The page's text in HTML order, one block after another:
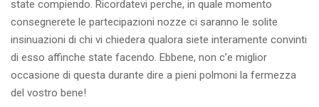
state compiendo. Ricordatevi perche, in quale momento
consegnerete le partecipazioni nozze ci saranno le solite
insinuazioni di chi vi chiedera qualora siete interamente convinti
di esso affinche state facendo. Ebbene, non c’e miglior
occasione di questa durante dire a pieni polmoni la fermezza
del vostro bene!